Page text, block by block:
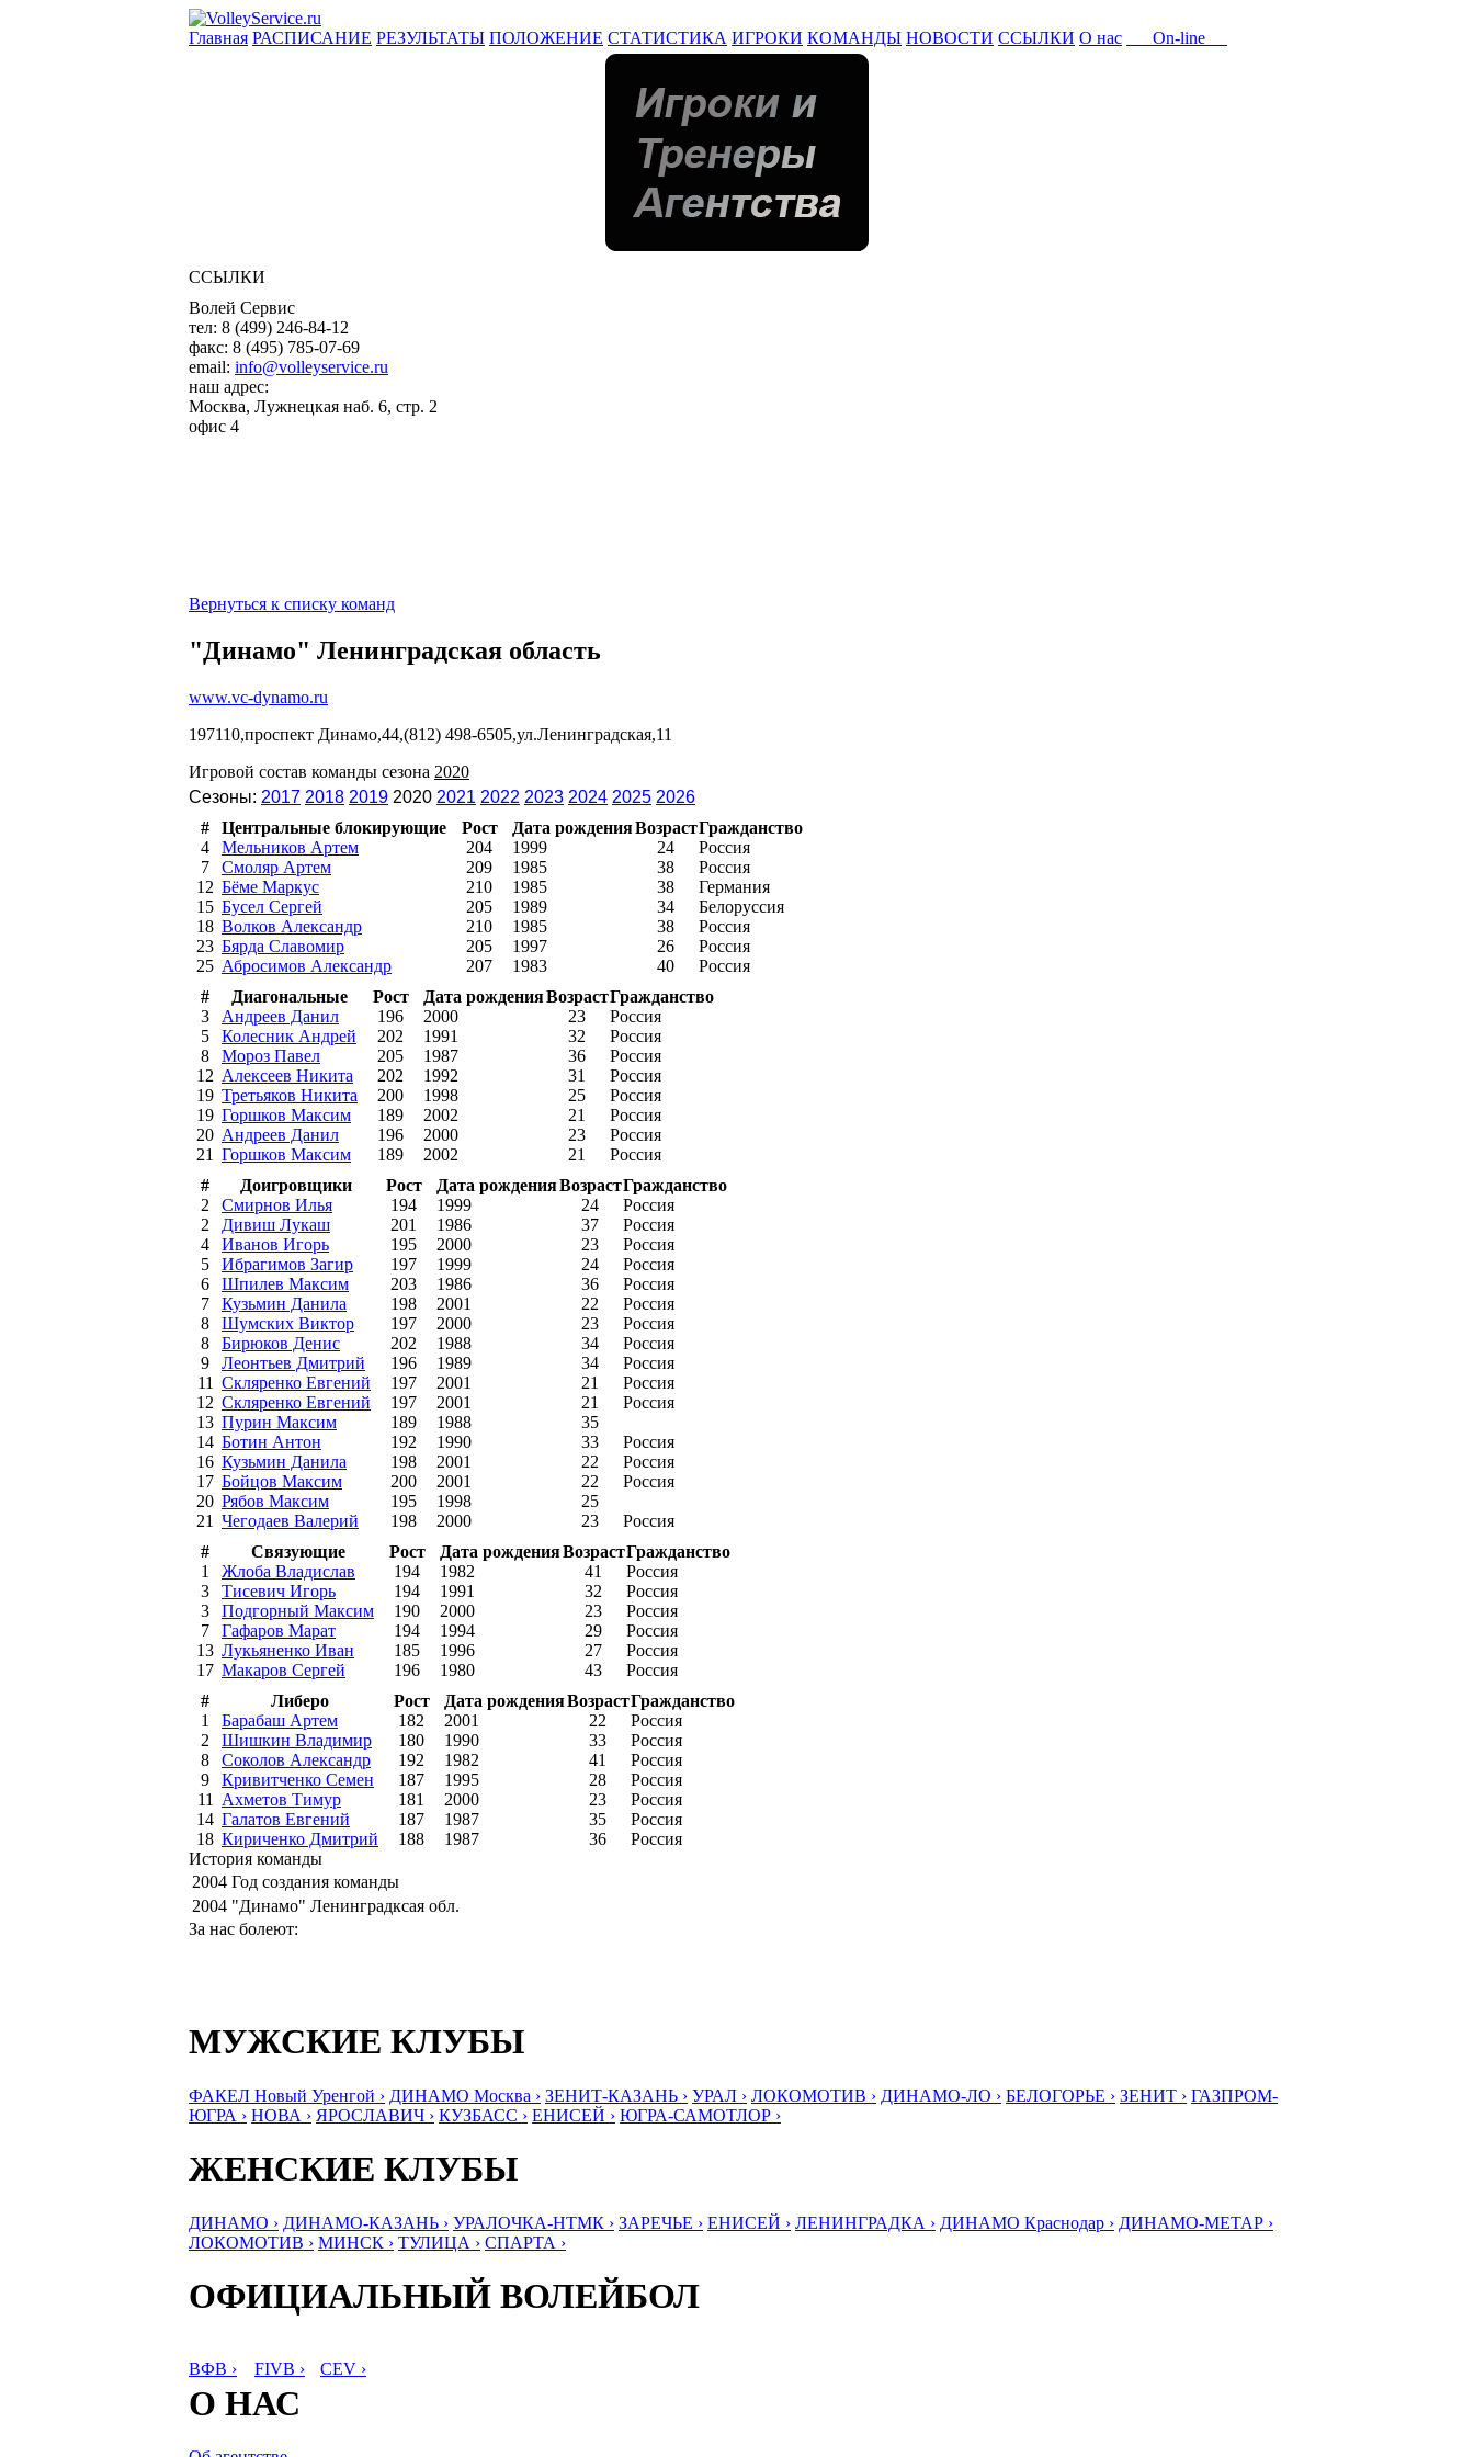
Главная РАСПИСАНИЕ РЕЗУЛЬТАТЫ ПОЛОЖЕНИЕ СТАТИСТИКА ИГРОКИ КОМАНДЫ НОВОСТИ ССЫЛКИ О нас On-line
ССЫЛКИ
Волей Сервис
тел: 8 (499) 246-84-12
факс: 8 (495) 785-07-69
email: info@volleyservice.ru
наш адрес:
Москва, Лужнецкая наб. 6, стр. 2
офис 4
Вернуться к списку команд
"Динамо" Ленинградская область
www.vc-dynamo.ru
197110,проспект Динамо,44,(812) 498-6505,ул.Ленинградская,11
Игровой состав команды сезона 2020
Сезоны: 2017 2018 2019 2020 2021 2022 2023 2024 2025 2026
#
Центральные блокирующие Рост Дата рожденияВозрастГражданство
4
Мельников Артем 204 1999 24
Россия
7
Смоляр Артем 209 1985 38
Россия
12 Бёме Маркус 210 1985 38
Германия
15 Бусел Сергей 205 1989 34
Белоруссия
18 Волков Александр 210 1985 38
Россия
23 Бярда Славомир 205 1997 26
Россия
25 Абросимов Александр 207 1983 40
Россия
#
Диагональные Рост Дата рожденияВозрастГражданство
3
Андреев Данил 196 2000 23
Россия
5
Колесник Андрей 202 1991 32
Россия
8
Мороз Павел 205 1987 36
Россия
12 Алексеев Никита 202 1992 31
Россия
19 Третьяков Никита 200 1998 25
Россия
19 Горшков Максим 189 2002 21
Россия
20 Андреев Данил 196 2000 23
Россия
21 Горшков Максим 189 2002 21
Россия
#
Доигровщики Рост Дата рожденияВозрастГражданство
2
Смирнов Илья 194 1999 24
Россия
2
Дивиш Лукаш 201 1986 37
Россия
4
Иванов Игорь 195 2000 23
Россия
5
Ибрагимов Загир 197 1999 24
Россия
6
Шпилев Максим 203 1986 36
Россия
7
Кузьмин Данила 198 2001 22
Россия
8
Шумских Виктор 197 2000 23
Россия
8
Бирюков Денис 202 1988 34
Россия
9
Леонтьев Дмитрий 196 1989 34
Россия
11 Скляренко Евгений 197 2001 21
Россия
12 Скляренко Евгений 197 2001 21
Россия
13 Пурин Максим 189 1988
35
14 Ботин Антон 192 1990 33
Россия
16 Кузьмин Данила 198 2001 22
Россия
17 Бойцов Максим 200 2001 22
Россия
20 Рябов Максим 195 1998
25
21 Чегодаев Валерий 198 2000 23
Россия
#
Связующие Рост Дата рожденияВозрастГражданство
1
Жлоба Владислав 194 1982 41
Россия
3
Тисевич Игорь 194 1991 32
Россия
3
Подгорный Максим 190 2000 23
Россия
7
Гафаров Марат 194 1994 29
Россия
13 Лукьяненко Иван 185 1996 27
Россия
17 Макаров Сергей 196 1980 43
Россия
#
Либеро Рост Дата рожденияВозрастГражданство
1
Барабаш Артем 182 2001 22
Россия
2
Шишкин Владимир 180 1990 33
Россия
8
Соколов Александр 192 1982 41
Россия
9
Кривитченко Семен 187 1995 28
Россия
11
Ахметов Тимур 181 2000 23
Россия
14 Галатов Евгений 187 1987 35
Россия
18 Кириченко Дмитрий 188 1987 36
Россия
История команды
2004 Год создания команды
2004 "Динамо" Ленинградксая обл.
За нас болеют:
МУЖСКИЕ КЛУБЫ
ФАКЕЛ Новый Уренгой › ДИНАМО Москва › ЗЕНИТ-КАЗАНЬ › УРАЛ › ЛОКОМОТИВ › ДИНАМО-ЛО › БЕЛОГОРЬЕ › ЗЕНИТ › ГАЗПРОМ-
ЮГРА › НОВА › ЯРОСЛАВИЧ › КУЗБАСС › ЕНИСЕЙ › ЮГРА-САМОТЛОР ›
ЖЕНСКИЕ КЛУБЫ
ДИНАМО › ДИНАМО-КАЗАНЬ › УРАЛОЧКА-НТМК › ЗАРЕЧЬЕ › ЕНИСЕЙ › ЛЕНИНГРАДКА › ДИНАМО Краснодар › ДИНАМО-МЕТАР ›
ЛОКОМОТИВ › МИНСК › ТУЛИЦА › СПАРТА ›
ОФИЦИАЛЬНЫЙ ВОЛЕЙБОЛ
ВФВ › FIVB › CEV ›
О НАС